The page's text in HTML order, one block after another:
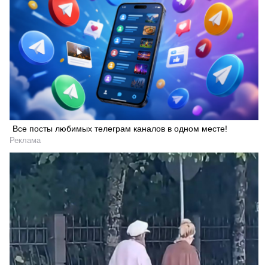
Все посты любимых телеграм каналов в одном месте!
Реклама